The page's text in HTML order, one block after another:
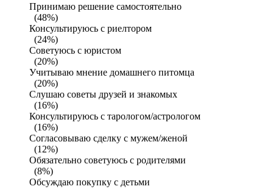
Принимаю решение самостоятельно
(48%)
Консультируюсь с риелтором
(24%)
Советуюсь с юристом
(20%)
Учитываю мнение домашнего питомца
(20%)
Слушаю советы друзей и знакомых
(16%)
Консультируюсь с тарологом/астрологом
(16%)
Согласовываю сделку с мужем/женой
(12%)
Обязательно советуюсь с родителями
(8%)
Обсуждаю покупку с детьми